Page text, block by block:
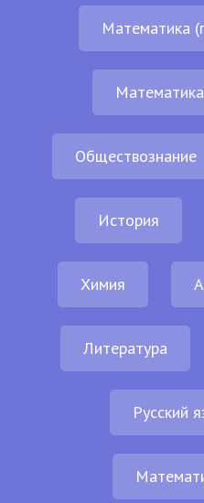
Математика
Обществознание
История
Химия
Литература
Русский